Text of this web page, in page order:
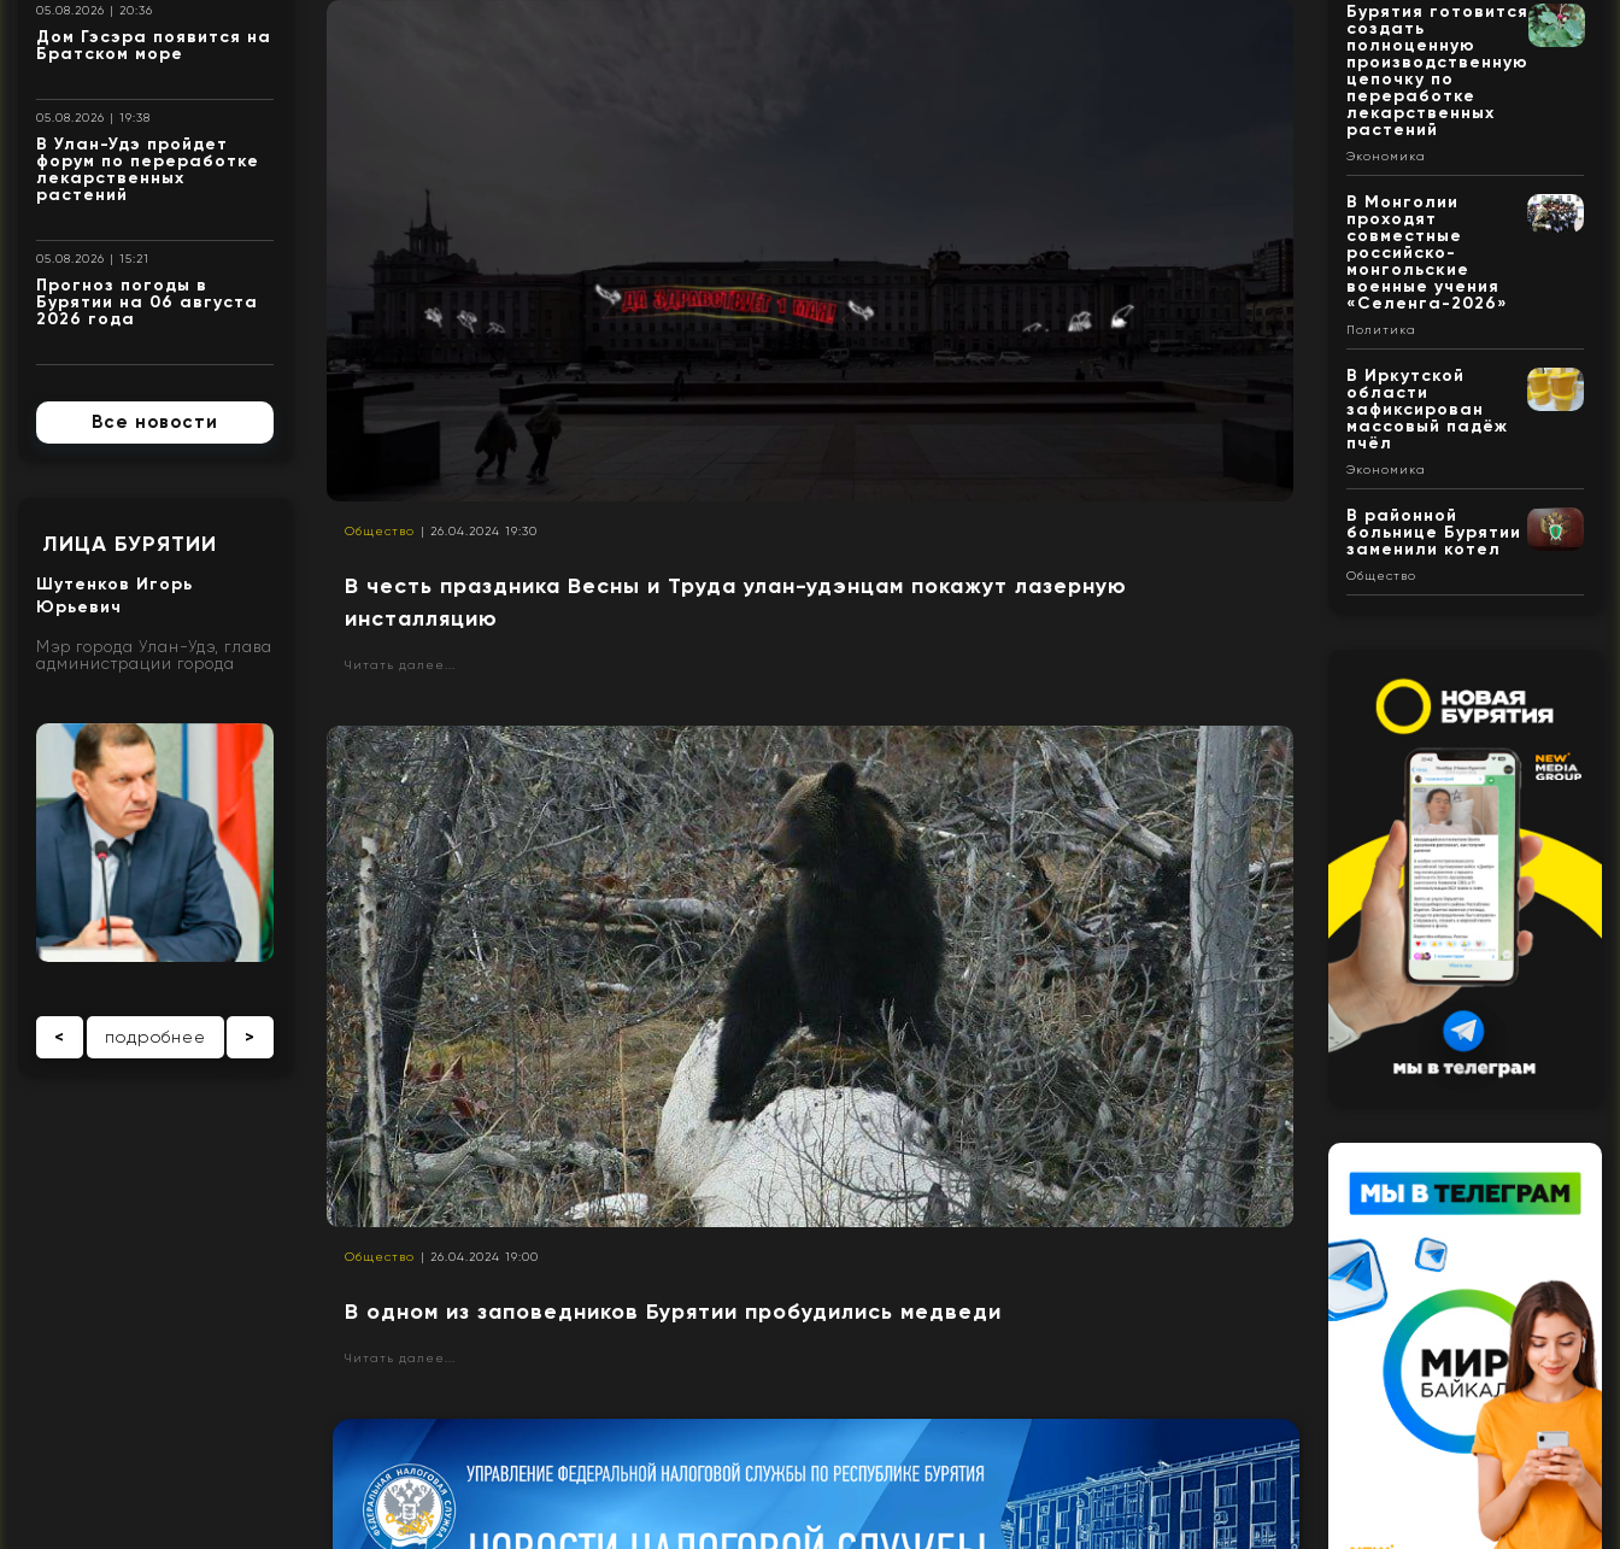
05.08.2026 | 20:36
Дом Гэсэра появится на
Братском море
05.08.2026 | 19:38
В Улан-Удэ пройдет
форум по переработке
лекарственных
растений
05.08.2026 | 15:21
Прогноз погоды в
Бурятии на 06 августа
2026 года
Все новости
ЛИЦА БУРЯТИИ
Шутенков Игорь
Юрьевич
Мэр города Улан-Удэ, глава
администрации города
< подробнее >
Общество | 26.04.2024 19:30
В честь праздника Весны и Труда улан-удэнцам покажут лазерную
инсталляцию
Читать далее...
Общество | 26.04.2024 19:00
В одном из заповедников Бурятии пробудились медведи
Читать далее...
Бурятия готовится
создать
полноценную
производственную
цепочку по
переработке
лекарственных
растений
Экономика
В Монголии
проходят
совместные
российско-
монгольские
военные учения
«Селенга-2026»
Политика
В Иркутской
области
зафиксирован
массовый падёж
пчёл
Экономика
В районной
больнице Бурятии
заменили котел
Общество